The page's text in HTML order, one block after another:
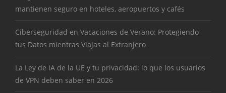
mantienen seguro en hoteles, aeropuertos y cafés
Ciberseguridad en Vacaciones de Verano: Protegiendo
tus Datos mientras Viajas al Extranjero
La Ley de IA de la UE y tu privacidad: lo que los usuarios
de VPN deben saber en 2026